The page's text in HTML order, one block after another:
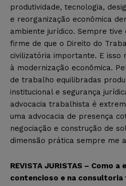
produtividade, tecnologia,
e reorganização econômica
ambiente jurídico. Sempre tive
firme de que o Direito do
civilizatória importante. E isso
à modernização econômica.
de trabalho equilibradas
institucional e segurança
advocacia trabalhista é
uma advocacia de presença
negociação e construção de
dimensão prática sempre me
REVISTA JURISTAS – Como a
contencioso e na